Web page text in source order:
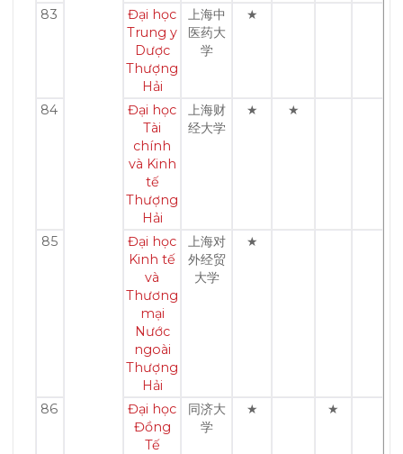
83
Đại học
Trung y
Dược
Thượng
Hải
上海中
医药大
学
★
84
Đại học
Tài
chính
và Kinh
tế
Thượng
Hải
上海财
经大学
★ ★
85
Đại học
Kinh tế
và
Thương
mại
Nước
ngoài
Thượng
Hải
上海对
外经贸
大学
★
86
Đại học
Đồng
Tế
同济大
学
★ ★